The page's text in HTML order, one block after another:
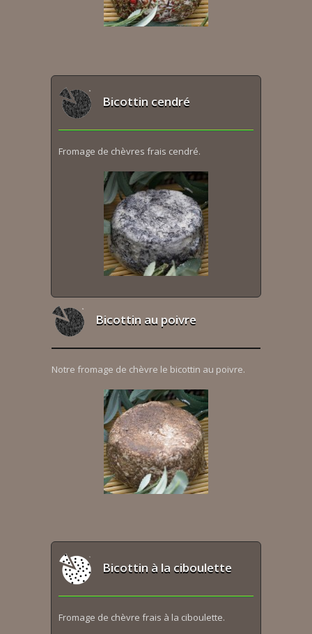
Bicottin cendré
Fromage de chèvres frais cendré.
Bicottin au poivre
Notre fromage de chèvre le bicottin au poivre.
Bicottin à la ciboulette
Fromage de chèvre frais à la ciboulette.